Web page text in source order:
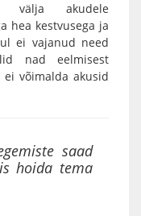
välja akudele
hea kestvusega ja
ei vajanud need
nad eelmisest
võimalda akusid
saad
hoida tema